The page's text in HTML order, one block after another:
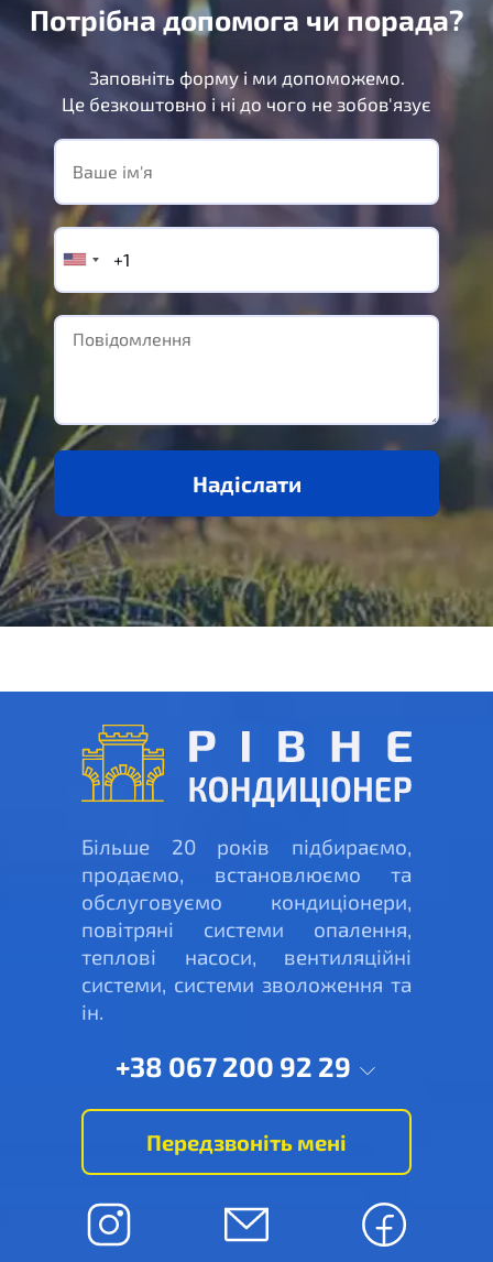
Потрібна допомога чи порада?
Заповніть форму і ми допоможемо.
Це безкоштовно і ні до чого не зобов'язує
Надіслати
Більше 20 років підбираємо,
продаємо, встановлюємо та
обслуговуємо кондиціонери,
повітряні системи опалення,
теплові насоси, вентиляційні
системи, системи зволоження та
ін.
+38 067 200 92 29
Передзвоніть мені